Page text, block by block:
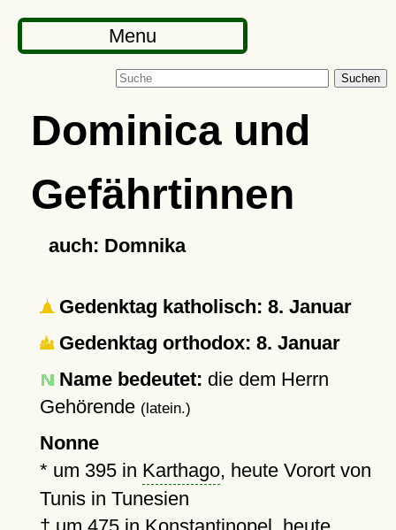
Menu
Suchen
Dominica und
Gefährtinnen
auch: Domnika
Gedenktag katholisch: 8. Januar
Gedenktag orthodox: 8. Januar
Name bedeutet: die dem Herrn
Gehörende (latein.)
Nonne
* um 395in Karthago, heute Vorort von
Tunis in Tunesien